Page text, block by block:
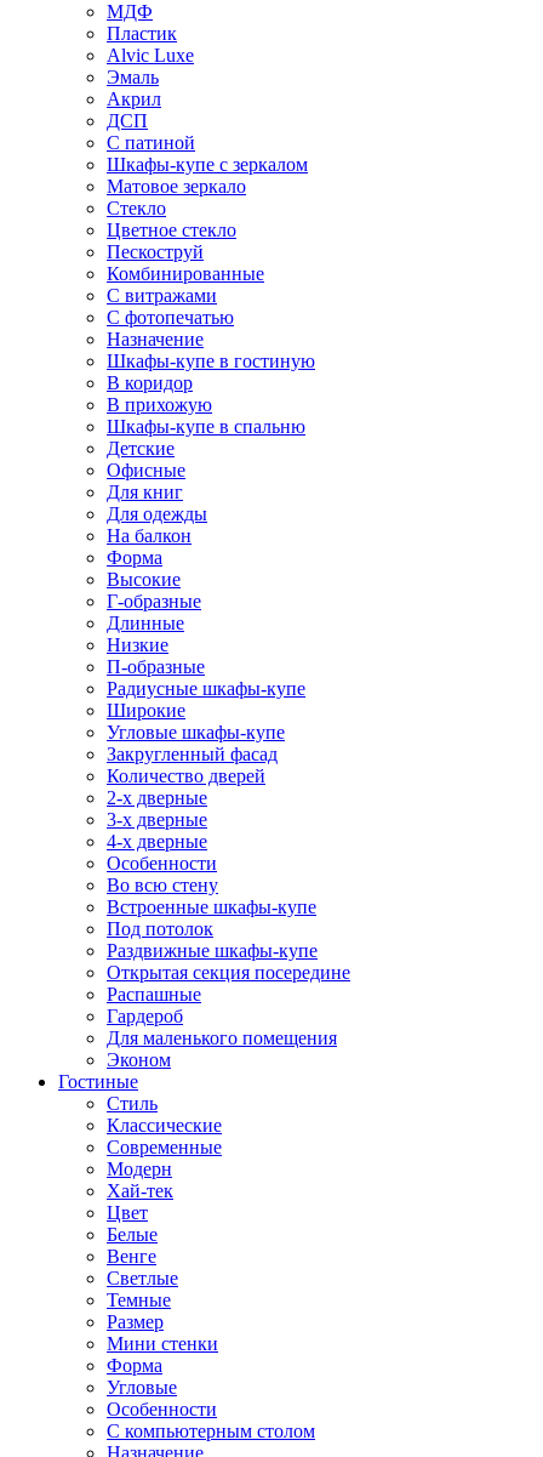
МДФ
Пластик
Alvic Luxe
Эмаль
Акрил
ДСП
С патиной
Шкафы-купе с зеркалом
Матовое зеркало
Стекло
Цветное стекло
Пескоструй
Комбинированные
С витражами
С фотопечатью
Назначение
Шкафы-купе в гостиную
В коридор
В прихожую
Шкафы-купе в спальню
Детские
Офисные
Для книг
Для одежды
На балкон
Форма
Высокие
Г-образные
Длинные
Низкие
П-образные
Радиусные шкафы-купе
Широкие
Угловые шкафы-купе
Закругленный фасад
Количество дверей
2-х дверные
3-х дверные
4-х дверные
Особенности
Во всю стену
Встроенные шкафы-купе
Под потолок
Раздвижные шкафы-купе
Открытая секция посередине
Распашные
Гардероб
Для маленького помещения
Эконом
Гостиные
Стиль
Классические
Современные
Модерн
Хай-тек
Цвет
Белые
Венге
Светлые
Темные
Размер
Мини стенки
Форма
Угловые
Особенности
С компьютерным столом
Назначение